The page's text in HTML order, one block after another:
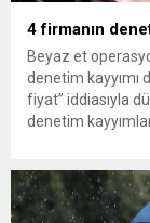
4 firmanın
Beyaz et
denetim kayyımı
fiyat” iddiasıyla
denetim
atamasının
beyaz et...